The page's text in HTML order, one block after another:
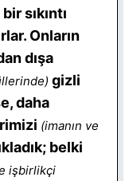
sıkıntı
Onların
dışa
gizli
daha
(imanın ve
belki
işbirlikçi